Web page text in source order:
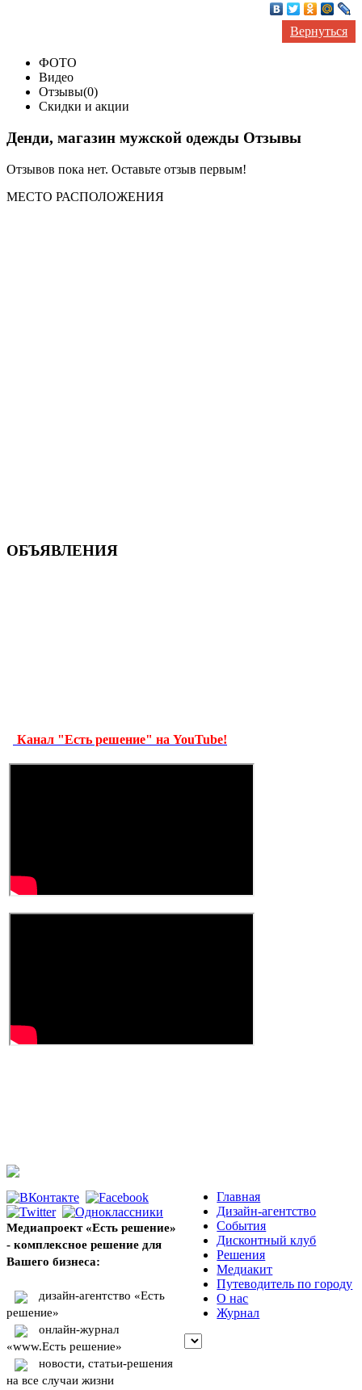
Вернуться
ФОТО
Видео
Отзывы(0)
Скидки и акции
Денди, магазин мужской одежды Отзывы
Отзывов пока нет. Оставьте отзыв первым!
МЕСТО РАСПОЛОЖЕНИЯ
ОБЪЯВЛЕНИЯ
Канал "Есть решение" на YouTube!
Медиапроект «Есть решение»
- комплексное решение для
Вашего бизнеса:
дизайн-агентство «Есть
решение»
онлайн-журнал
«www.Есть решение»
новости, статьи-решения
на все случаи жизни
Главная
Дизайн-агентство
События
Дисконтный клуб
Решения
Медиакит
Путеводитель по городу
О нас
Журнал